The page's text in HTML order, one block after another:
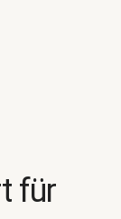
für